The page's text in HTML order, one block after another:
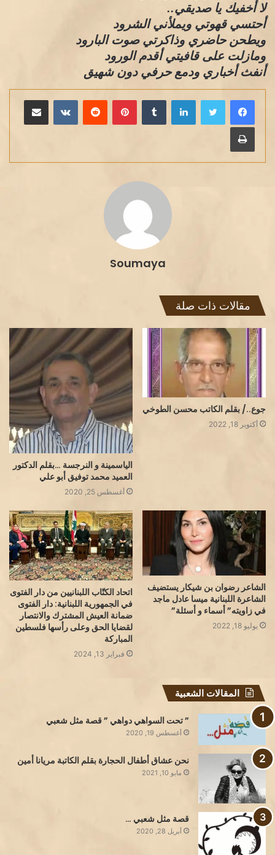
لا أخفيك يا صديقي..
أحتسي قهوتي ويملأني الشرود
ويطحن حاضري وذاكرتي صوت البارود
ومازلت على قافيتي أقدم الورود
أنفث أخباري ودمع حرفي دون شهيق
لينكدإن بينتيريست مشاركة عبر البريد
طباعة
Soumaya
مقالات ذات صلة
جوع../ بقلم الكاتب محسن الطوخي
أكتوبر 18, 2022
الياسمينة و النرجسة …بقلم الدكتور
العميد محمد توفيق أبو علي
أغسطس 25, 2020
الشاعر رضوان بن شيكار يستضيف
الشاعرة اللبنانية ميسا عادل ماجد
في زاويته” أسماء و أسئلة”
يوليو 18, 2022
اتحاد الكتّاب اللبنانيين من دار الفتوى
في الجمهورية اللبنانية: دار الفتوى
ضمانة العيش المشترك والانتصار
لقضايا الحق وعلى رأسها فلسطين
المباركة
فبراير 13, 2024
المقالات الشعبية
” تحت السواهي دواهي ” قصة مثل شعبي
أغسطس 19, 2020
نحن عشاق أطفال الحجارة بقلم الكاتبة مريانا أمين
مايو 10, 2021
قصة مثل شعبي …
أبريل 28, 2020